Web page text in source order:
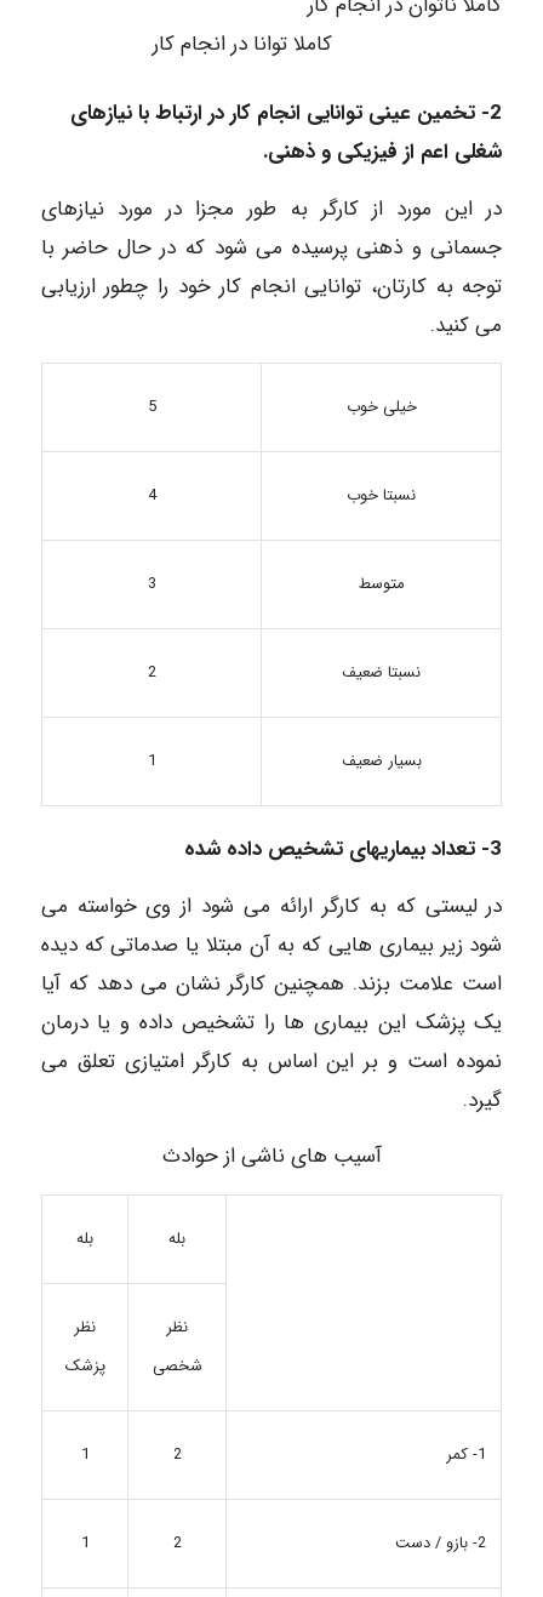
کاملا توانا در انجام کار
2- تخمین عینی توانایی انجام کار در ارتباط با نیازهای
شغلی اعم از فیزیکی و ذهنی.
در این مورد از کارگر به طور مجزا در مورد نیازهای
جسمانی و ذهنی پرسیده می شود که در حال حاضر با
توجه به کارتان، توانایی انجام کار خود را چطور ارزیابی
می کنید.
خیلی خوب 5
نسبتا خوب 4
متوسط 3
نسبتا ضعیف 2
بسیار ضعیف 1
3- تعداد بیماریهای تشخیص داده شده
در لیستی که به کارگر ارائه می شود از وی خواسته می
شود زیر بیماری هایی که به آن مبتلا یا صدماتی که دیده
است علامت بزند. همچنین کارگر نشان می دهد که آیا
یک پزشک این بیماری ها را تشخیص داده و یا درمان
نموده است و بر این اساس به کارگر امتیازی تعلق می
گیرد.
آسیب های ناشی از حوادث
بله بله
نظر
شخصی
نظر
پزشک
1- کمر 2
1
2- بازو / دست 2
1